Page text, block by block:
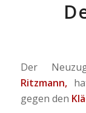
Der
Ritzmann,
gegen den